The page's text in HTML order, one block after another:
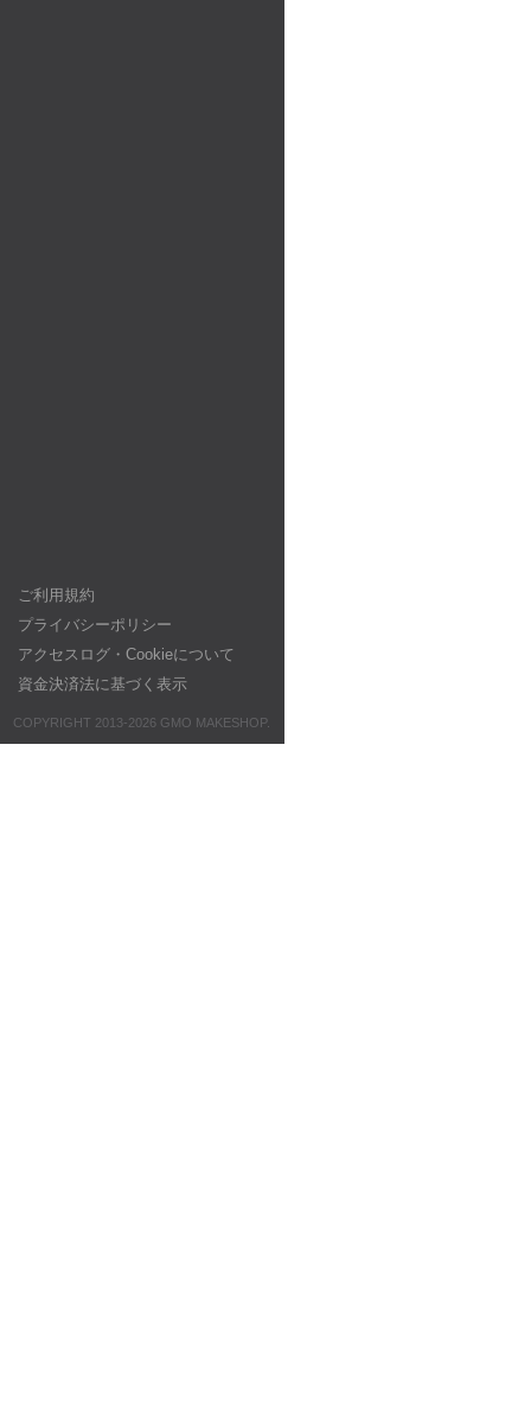
ご利用規約
プライバシーポリシー
アクセスログ・Cookieについて
資金決済法に基づく表示
COPYRIGHT 2013-2026 GMO MAKESHOP.